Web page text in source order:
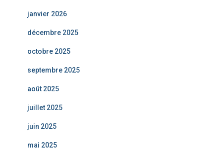
janvier 2026
décembre 2025
octobre 2025
septembre 2025
août 2025
juillet 2025
juin 2025
mai 2025